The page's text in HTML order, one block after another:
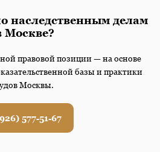
наследственным делам
Москве?
правовой позиции — на основе
базы и практики
Москвы.
577-51-67